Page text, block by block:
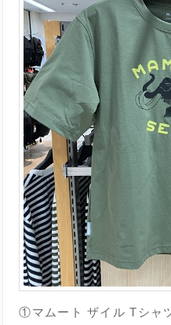
①マムート ザイル Tシャ